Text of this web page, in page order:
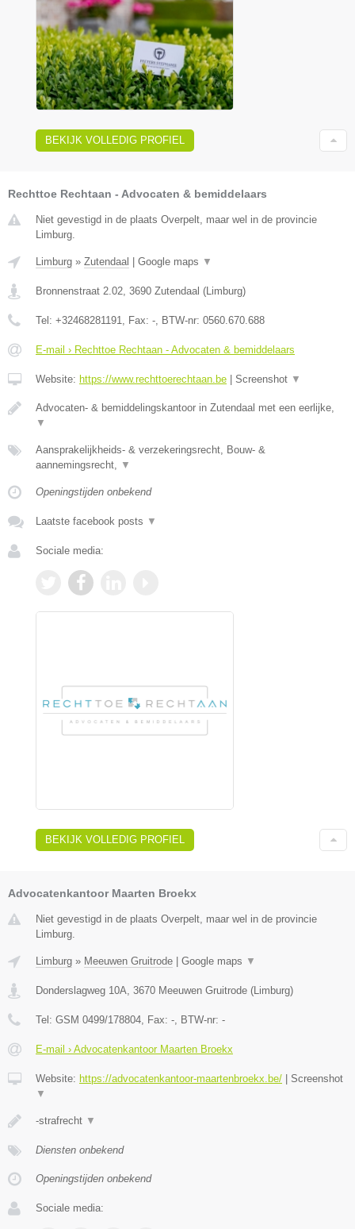
BEKIJK VOLLEDIG PROFIEL
Rechttoe Rechtaan - Advocaten & bemiddelaars
Niet gevestigd in de plaats Overpelt, maar wel in de provincie
Limburg.
Limburg » Zutendaal | Google maps ▼
Bronnenstraat 2.02 3690 Zutendaal (Limburg)
Tel: +32468281191 , Fax: - , BTW-nr: 0560.670.688
E-mail › Rechttoe Rechtaan - Advocaten & bemiddelaars
Website: https://www.rechttoerechtaan.be | Screenshot ▼
Advocaten- & bemiddelingskantoor in Zutendaal met een eerlijke,
▼
Aansprakelijkheids- & verzekeringsrecht, Bouw- &
aannemingsrecht,
▼
Openingstijden onbekend
Laatste facebook posts ▼
Sociale media:
BEKIJK VOLLEDIG PROFIEL
Advocatenkantoor Maarten Broekx
Niet gevestigd in de plaats Overpelt, maar wel in de provincie
Limburg.
Limburg » Meeuwen Gruitrode | Google maps ▼
Donderslagweg 10A 3670 Meeuwen Gruitrode (Limburg)
Tel: GSM 0499/178804 , Fax: - , BTW-nr: -
E-mail › Advocatenkantoor Maarten Broekx
Website: https://advocatenkantoor-maartenbroekx.be/ | Screenshot
▼
-strafrecht ▼
Diensten onbekend
Openingstijden onbekend
Sociale media: